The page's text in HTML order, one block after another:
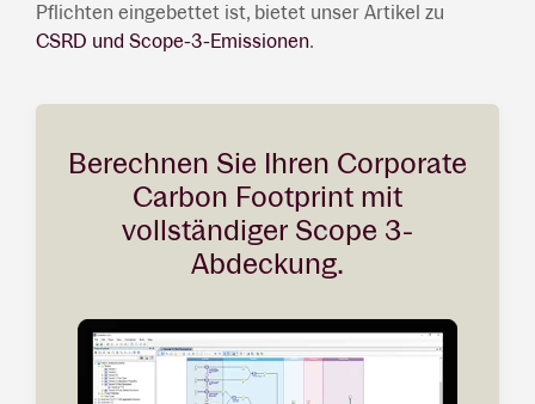
Pflichten eingebettet ist, bietet unser Artikel zu
CSRD und Scope-3-Emissionen.
Berechnen Sie Ihren Corporate
Carbon Footprint mit
vollständiger Scope 3-
Abdeckung.